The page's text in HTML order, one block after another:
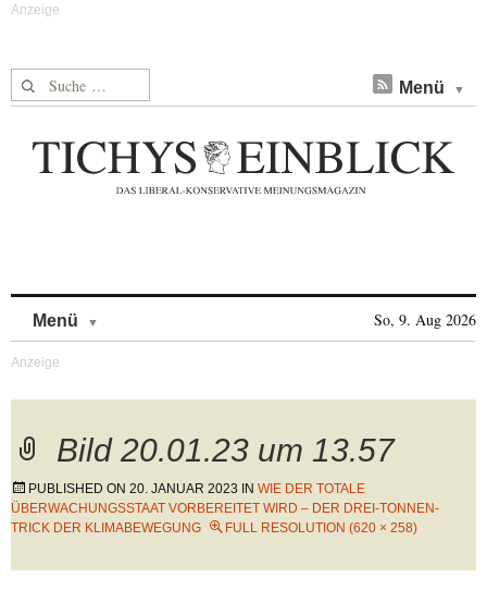
Suche nach: Menü
Menü So, 9. Aug 2026
Bild 20.01.23 um 13.57
PUBLISHED ON 20. JANUAR 2023 IN WIE DER TOTALE
ÜBERWACHUNGSSTAAT VORBEREITET WIRD – DER DREI-TONNEN-
TRICK DER KLIMABEWEGUNG
FULL RESOLUTION (620 × 258)